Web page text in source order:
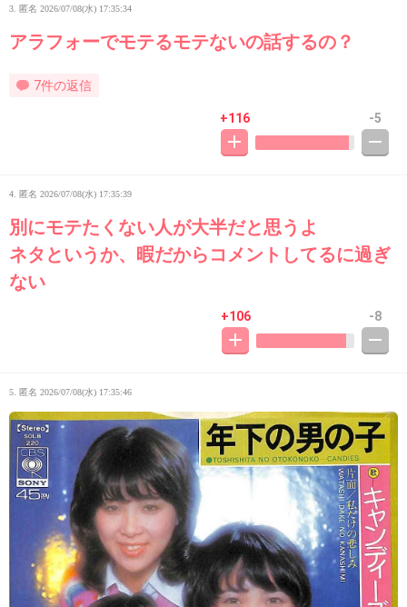
3. 匿名 2026/07/08(水) 17:35:34
アラフォーでモテるモテないの話するの？
7件の返信
+116 -5
4. 匿名 2026/07/08(水) 17:35:39
別にモテたくない人が大半だと思うよ
ネタというか、暇だからコメントしてるに過ぎ
ない
+106 -8
5. 匿名 2026/07/08(水) 17:35:46